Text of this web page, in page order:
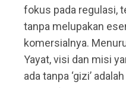
fokus pada regulasi,
tanpa melupakan
komersialnya.
Yayat, visi dan misi
ada tanpa ‘gizi’ adalah